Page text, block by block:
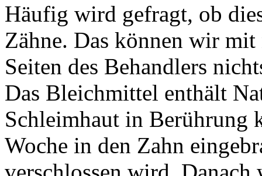
Häufig wird gefragt, ob
Zähne. Das können wir
Seiten des Behandlers
Das Bleichmittel enthält
Schleimhaut in Berührung
Woche in den Zahn